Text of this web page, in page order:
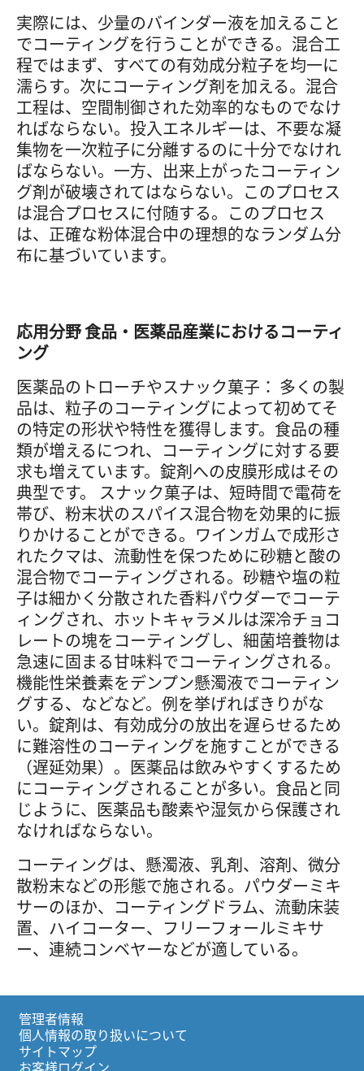
実際には、少量のバインダー液を加えること
でコーティングを行うことができる。混合工
程ではまず、すべての有効成分粒子を均一に
濡らす。次にコーティング剤を加える。混合
工程は、空間制御された効率的なものでなけ
ればならない。投入エネルギーは、不要な凝
集物を一次粒子に分離するのに十分でなけれ
ばならない。一方、出来上がったコーティン
グ剤が破壊されてはならない。このプロセス
は混合プロセスに付随する。このプロセス
は、正確な粉体混合中の理想的なランダム分
布に基づいています。
応用分野食品・医薬品産業におけるコーティ
ング
医薬品のトローチやスナック菓子： 多くの製
品は、粒子のコーティングによって初めてそ
の特定の形状や特性を獲得します。食品の種
類が増えるにつれ、コーティングに対する要
求も増えています。錠剤への皮膜形成はその
典型です。 スナック菓子は、短時間で電荷を
帯び、粉末状のスパイス混合物を効果的に振
りかけることができる。ワインガムで成形さ
れたクマは、流動性を保つために砂糖と酸の
混合物でコーティングされる。砂糖や塩の粒
子は細かく分散された香料パウダーでコーテ
ィングされ、ホットキャラメルは深冷チョコ
レートの塊をコーティングし、細菌培養物は
急速に固まる甘味料でコーティングされる。
機能性栄養素をデンプン懸濁液でコーティン
グする、などなど。例を挙げればきりがな
い。錠剤は、有効成分の放出を遅らせるため
に難溶性のコーティングを施すことができる
（遅延効果）。医薬品は飲みやすくするため
にコーティングされることが多い。食品と同
じように、医薬品も酸素や湿気から保護され
なければならない。
コーティングは、懸濁液、乳剤、溶剤、微分
散粉末などの形態で施される。パウダーミキ
サーのほか、コーティングドラム、流動床装
置、ハイコーター、フリーフォールミキサ
ー、連続コンベヤーなどが適している。
管理者情報
個人情報の取り扱いについて
サイトマップ
お客様ログイン